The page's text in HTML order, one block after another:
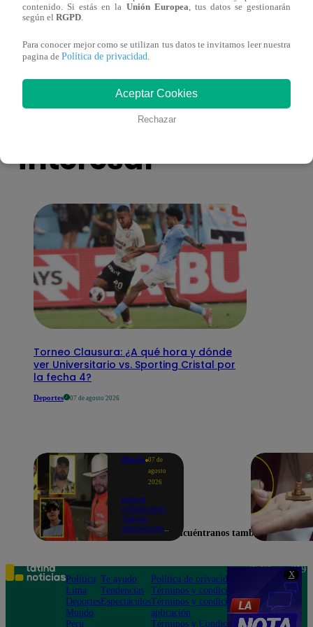
X
Pájaro Gómez venció a Miguel Mateos y
mantuvo su silla de consagrado!
rock
También te puede
interesar
Torneo Clausura: ¿A qué hora y dónde
ver Universitario vs. Sporting Cristal por
la fecha 4?
Deportes 07 de agosto 2026
Mundo 07 de
agosto
2026
Nueve
influencers
fueron
asesinados
el Cártel de
Sinaloa
contenido. Si estás en la Unión Europea , tus datos se gestionarán
según el RGPD
Para conocer mejor como se utilizan tus datos te invitamos leer nuestra
pagina de Política de privacidad
Aceptar Cookies
Rechazar
Encuéntranos también en
Política
Lima
Deportes
Mundo
Perú
Te ayudo
Tendencias
Espectáculos
Política de privacidad
Términos y condiciones
Términos y condiciones
aplicación
Términos y Condiciones
Teléfono: 219
Av. San
Felipe 968
Jesús María